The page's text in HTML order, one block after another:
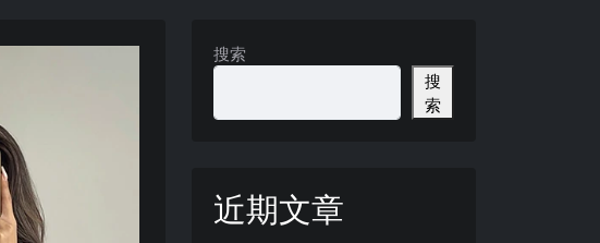
搜索
搜
索
近期文章